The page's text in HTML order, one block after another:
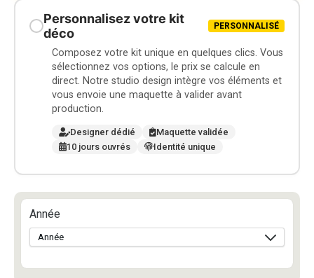
Personnalisez votre kit
déco
PERSONNALISÉ
Composez votre kit unique en quelques clics. Vous
sélectionnez vos options, le prix se calcule en
direct. Notre studio design intègre vos éléments et
vous envoie une maquette à valider avant
production.
Designer dédié
Maquette validée
10 jours ouvrés
Identité unique
Année